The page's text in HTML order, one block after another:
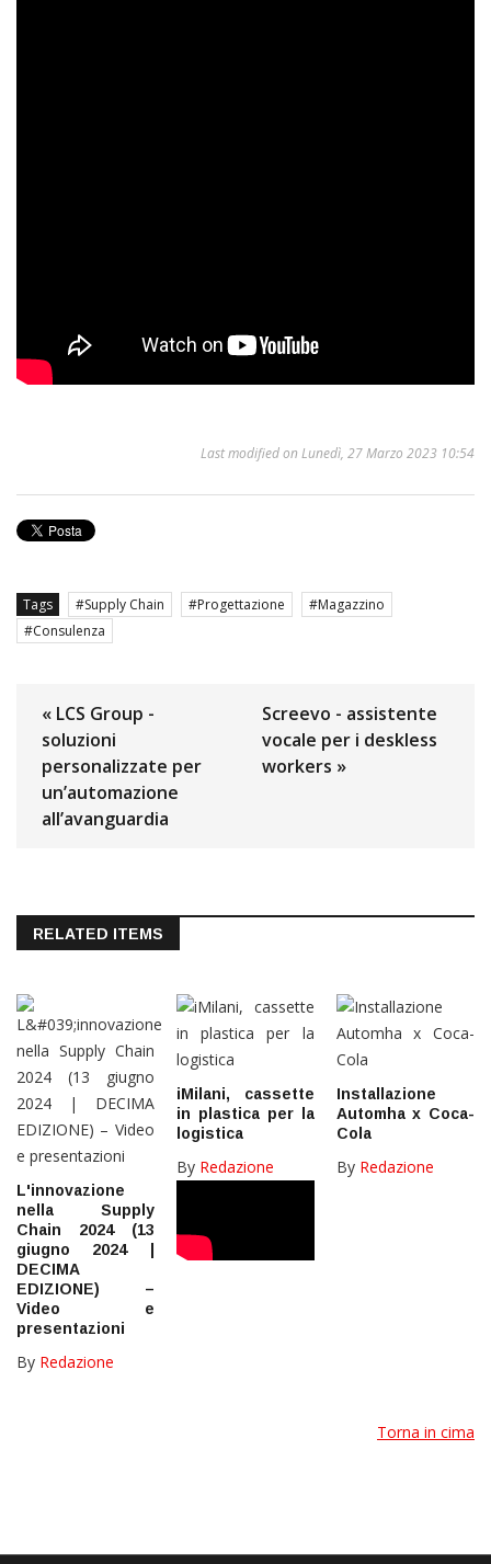
Last modified on Lunedì, 27 Marzo 2023 10:54
Tags Supply Chain Progettazione
Magazzino
Consulenza
« LCS Group -
soluzioni
personalizzate per
un’automazione
all’avanguardia
Screevo - assistente
vocale per i deskless
workers »
RELATED ITEMS
L'innovazione
nella Supply
Chain 2024 (13
giugno 2024 |
DECIMA
EDIZIONE) –
Video e
presentazioni
By Redazione
iMilani, cassette
in plastica per la
logistica
By Redazione
Installazione
Automha x Coca-
Cola
By Redazione
Torna in cima